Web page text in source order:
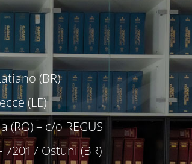
(BR)
(LE)
– c/o REGUS
Ostuni (BR)